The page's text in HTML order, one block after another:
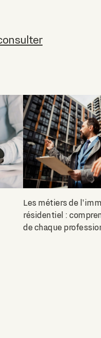
Les métiers de
résidentiel :
de chaque